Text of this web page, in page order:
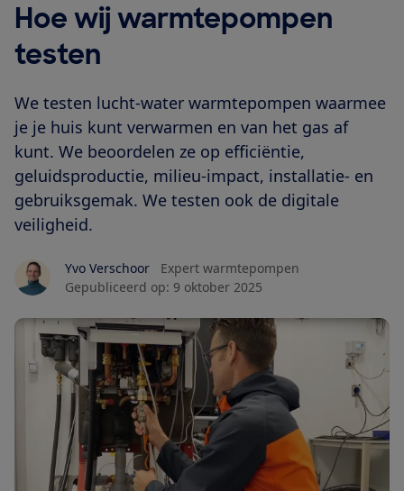
Hoe wij warmtepompen
testen
We testen lucht-water warmtepompen waarmee
je je huis kunt verwarmen en van het gas af
kunt. We beoordelen ze op efficiëntie,
geluidsproductie, milieu-impact, installatie- en
gebruiksgemak. We testen ook de digitale
veiligheid.
Yvo Verschoor
Expert warmtepompen
Gepubliceerd op: 9 oktober 2025